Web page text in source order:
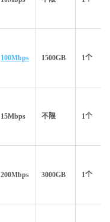
100Mbps 1500GB 1个
15Mbps 不限 1个
200Mbps 3000GB 1个